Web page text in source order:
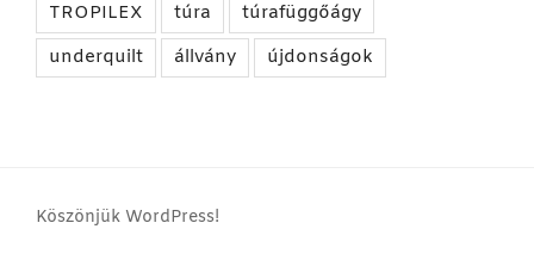
TROPILEX
túra
túrafüggőágy
underquilt
állvány újdonságok
Köszönjük WordPress!